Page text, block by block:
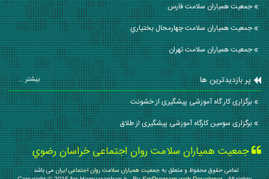
جمعیت همیاران سلامت فارس
جمعیت همیاران سلامت چهارمحال بختياري
جمعیت همیاران سلامت تهران
پر بازدیدترین ها بیشتر ...
برگزاری کار گاه آموزشی پیشگیری از خشونت
برگزاری سومین کارگاه آموزشی پیشگیری از طلاق
جمعیت همیاران سلامت روان اجتماعی خراسان رضوي
تمامی حقوق محفوظ و متعلق بهجمعیت همیاران سلامت روان اجتماعی ایرانمی باشد .